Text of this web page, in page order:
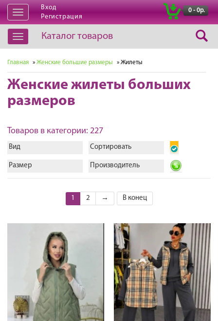
Открыть
навигацию
Вход
Регистрация
0 - 0р.
Открыть
навигацию
Каталог товаров
Главная » Женские большие размеры » Жилеты
Женские жилеты больших
размеров
Товаров в категории: 227
Вид Сортировать
Размер Производитель
1 2 → В конец